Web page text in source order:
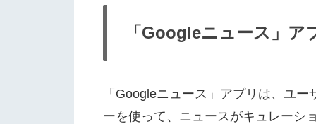
「Googleニュース」
「Googleニュース」アプリは、ユ
ーを使って、ニュースがキュレーシ